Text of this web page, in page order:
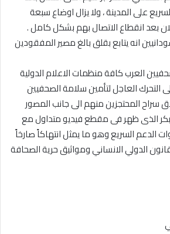
على المدينة ، ولا يزال اوضاع سبعة
بعد انقطاع الاتصال بهم بشكل كامل .
انه يتابع بقلق بالغ مصير المفقودين
العرب كافة منظمات الاعلام الدولية
التحرك العاجل لتأمين سلامة الصحفيين
المحتجزين منهم الى جانب المصور
الذى ظهر فى مقطع فيديو متداول مع
الدعم السريع وهو ما يمثل انتهاكاً صارخاً
الدولي الانساني ومواثيق حرية الصحافة